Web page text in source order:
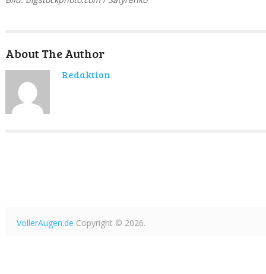
About The Author
Redaktion
VollerAugen.de Copyright © 2026.